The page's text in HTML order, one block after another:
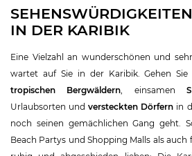
IN DER KARIBIK
Eine Vielzahl an wunderschönen und sehr
wartet auf Sie in der Karibik. Gehen Sie
tropischen Bergwäldern , einsamen
Urlaubsorten undversteckten Dörfern in
noch seinen gemächlichen Gang geht.
Beach Partys und Shopping Malls als auch